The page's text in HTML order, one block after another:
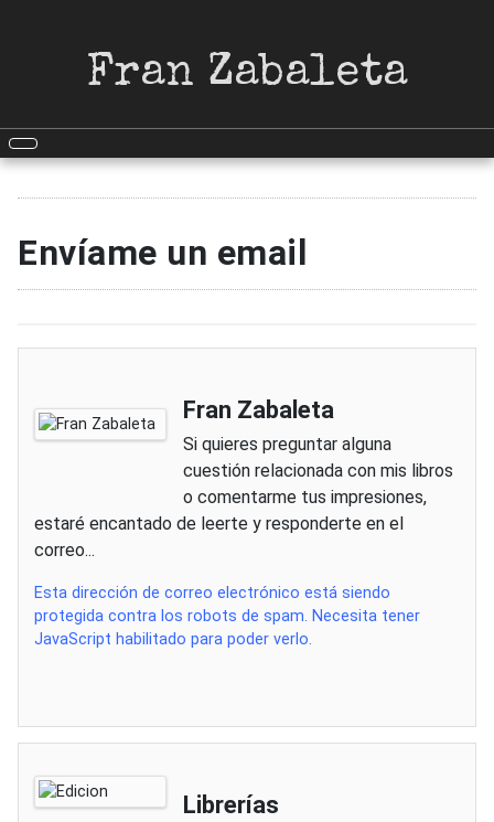
Fran Zabaleta
Envíame un email
Fran Zabaleta
Si quieres preguntar alguna
cuestión relacionada con mis libros
ocomentarme tus impresiones,
estaré encantado de leerte y responderte en el
correo...
Esta dirección de correo electrónico está siendo
protegida contra los robots de spam. Necesita tener
JavaScript habilitado para poder verlo.
Librerías